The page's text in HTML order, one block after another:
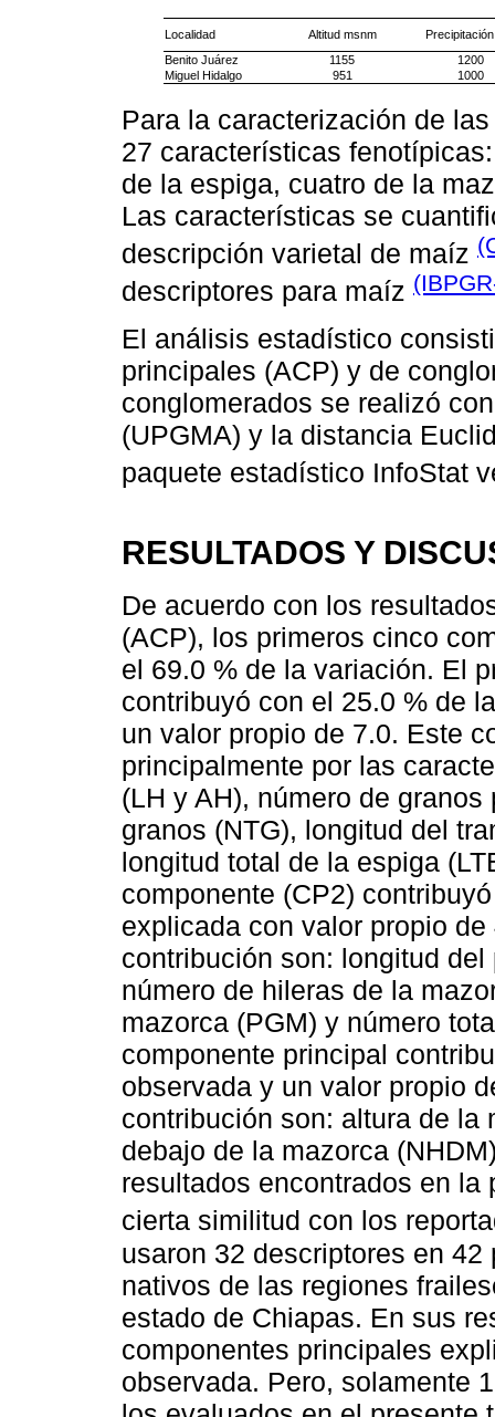
Localidad Altitud msnm
Benito Juárez
1155
1200
Miguel Hidalgo
951 1000
Para la caracterización de
27 características
de la espiga, cuatro de la
Las características se
descripción varietal de maíz
descriptores para maíz
El análisis estadístico
principales (ACP) y de
conglomerados se realizó
(UPGMA) y la distancia
paquete estadístico InfoStat
RESULTADOS Y
De acuerdo con los
(ACP), los primeros cinco
el 69.0 % de la variación. El
contribuyó con el 25.0 % de
un valor propio de 7.0. Este
principalmente por las
(LH y AH), número de
granos (NTG), longitud del
longitud total de la espiga
componente (CP2)
explicada con valor propio
contribución son: longitud
número de hileras de la
mazorca (PGM) y número
componente principal
observada y un valor propio
contribución son: altura de la
debajo de la mazorca
resultados encontrados en
cierta similitud con los
usaron 32 descriptores en
nativos de las regiones
estado de Chiapas. En sus
componentes principales
observada. Pero, solamente